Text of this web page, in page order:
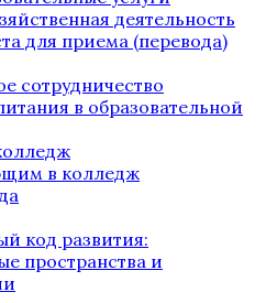
деятельность
для приема (перевода)
сотрудничество
в образовательной
в колледж
код развития:
пространства и